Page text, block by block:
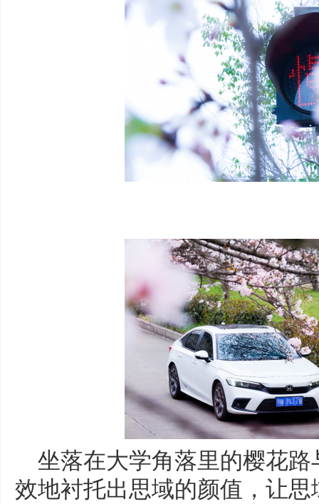
坐落在大学角落里的樱花
效地衬托出思域的颜值，让